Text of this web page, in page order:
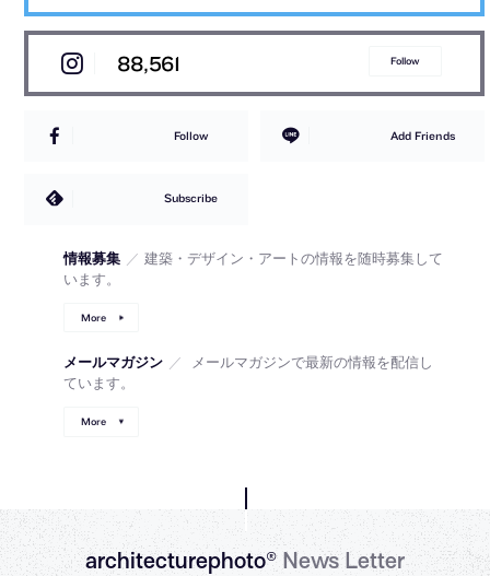
88,561 Follow
Follow Add Friends
Subscribe
情報募集 ／ 建築・デザイン・アートの情報を随時募集して
います。
More
メールマガジン ／
メールマガジンで最新の情報を配信し
ています。
More
architecturephoto®News Letter